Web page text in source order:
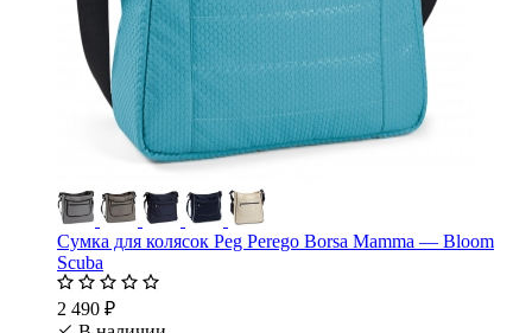
Сумка для колясок Peg Perego Borsa Mamma — Bloom
Scuba
2 490 ₽